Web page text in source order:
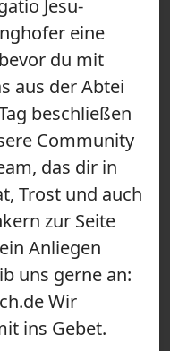
Jesu-
eine
du mit
aus der Abtei
beschließen
Community
das dir in
Trost und auch
zur Seite
Anliegen
uns gerne an:
Wir
ins Gebet.